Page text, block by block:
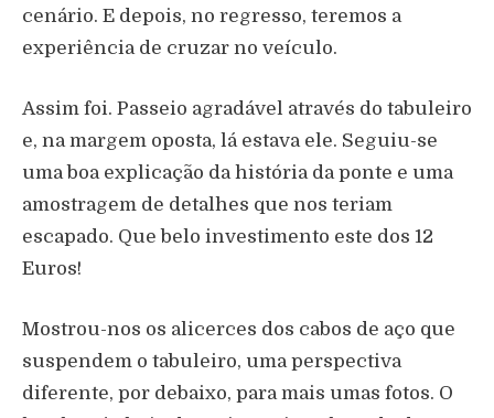
cenário. E depois, no regresso, teremos a
experiência de cruzar no veículo.
Assim foi. Passeio agradável através do tabuleiro
e, na margem oposta, lá estava ele. Seguiu-se
uma boa explicação da história da ponte e uma
amostragem de detalhes que nos teriam
escapado. Que belo investimento este dos 12
Euros!
Mostrou-nos os alicerces dos cabos de aço que
suspendem o tabuleiro, uma perspectiva
diferente, por debaixo, para mais umas fotos. O